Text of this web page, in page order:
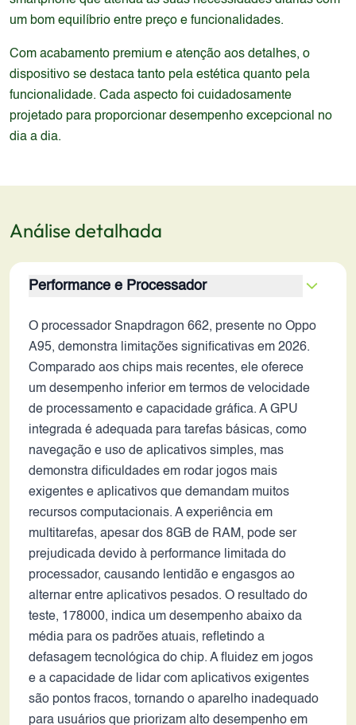
um bom equilíbrio entre preço e funcionalidades.
Com acabamento premium e atenção aos detalhes, o
dispositivo se destaca tanto pela estética quanto pela
funcionalidade. Cada aspecto foi cuidadosamente
projetado para proporcionar desempenho excepcional no
dia a dia.
Análise detalhada
Performance e Processador
O processador Snapdragon 662, presente no Oppo
A95, demonstra limitações significativas em 2026.
Comparado aos chips mais recentes, ele oferece
um desempenho inferior em termos de velocidade
de processamento e capacidade gráfica. A GPU
integrada é adequada para tarefas básicas, como
navegação e uso de aplicativos simples, mas
demonstra dificuldades em rodar jogos mais
exigentes e aplicativos que demandam muitos
recursos computacionais. A experiência em
multitarefas, apesar dos 8GB de RAM, pode ser
prejudicada devido à performance limitada do
processador, causando lentidão e engasgos ao
alternar entre aplicativos pesados. O resultado do
teste, 178000, indica um desempenho abaixo da
média para os padrões atuais, refletindo a
defasagem tecnológica do chip. A fluidez em jogos
e a capacidade de lidar com aplicativos exigentes
são pontos fracos, tornando o aparelho inadequado
para usuários que priorizam alto desempenho em